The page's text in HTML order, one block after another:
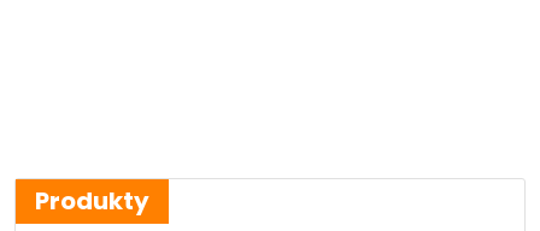
Produkty